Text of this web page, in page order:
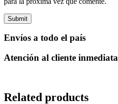
Envíos a todo el país
Atención al cliente inmediata
Related products